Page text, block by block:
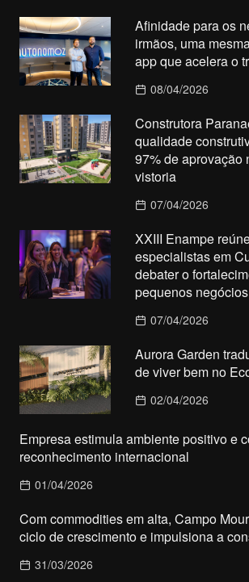
Afinidade para os
irmãos, uma
app que acelera o
08/04/2026
Construtora
qualidade
97% de aprovação
vistoria
07/04/2026
XXIII Enampe
especialistas em
debater o
pequenos
07/04/2026
Aurora Garden
de viver bem no
02/04/2026
Empresa estimula ambiente positivo e
reconhecimento internacional
01/04/2026
Com commodities em alta, Campo
ciclo de crescimento e impulsiona a
31/03/2026